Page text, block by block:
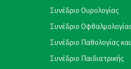
Συνέδριο Ουρολογίας
Συνέδριο
Συνέδριο Παθολογίας και
Συνέδριο Παιδιατρικής